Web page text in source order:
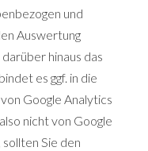
und
Auswertung
hinaus das
es ggf. in die
Google Analytics
nicht von Google
Sie den